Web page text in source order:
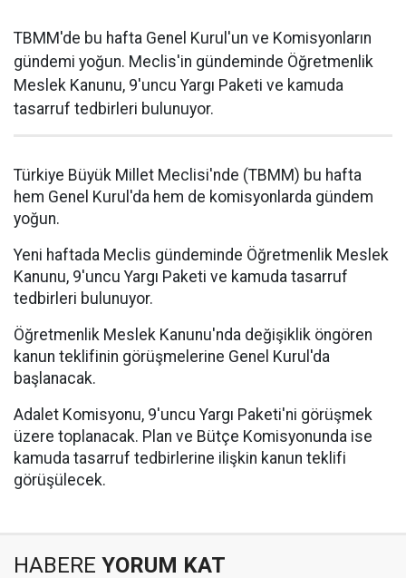
TBMM'de bu hafta Genel Kurul'un ve Komisyonların
gündemi yoğun. Meclis'in gündeminde Öğretmenlik
Meslek Kanunu, 9'uncu Yargı Paketi ve kamuda
tasarruf tedbirleri bulunuyor.
Türkiye Büyük Millet Meclisi'nde (TBMM) bu hafta
hem Genel Kurul'da hem de komisyonlarda gündem
yoğun.
Yeni haftada Meclis gündeminde Öğretmenlik Meslek
Kanunu, 9'uncu Yargı Paketi ve kamuda tasarruf
tedbirleri bulunuyor.
Öğretmenlik Meslek Kanunu'nda değişiklik öngören
kanun teklifinin görüşmelerine Genel Kurul'da
başlanacak.
Adalet Komisyonu, 9'uncu Yargı Paketi'ni görüşmek
üzere toplanacak. Plan ve Bütçe Komisyonunda ise
kamuda tasarruf tedbirlerine ilişkin kanun teklifi
görüşülecek.
HABERE YORUM KAT